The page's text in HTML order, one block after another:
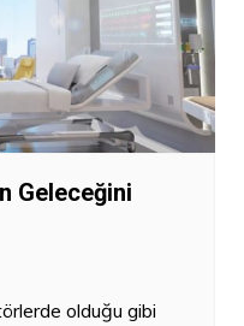
Geleceğini
olduğu gibi